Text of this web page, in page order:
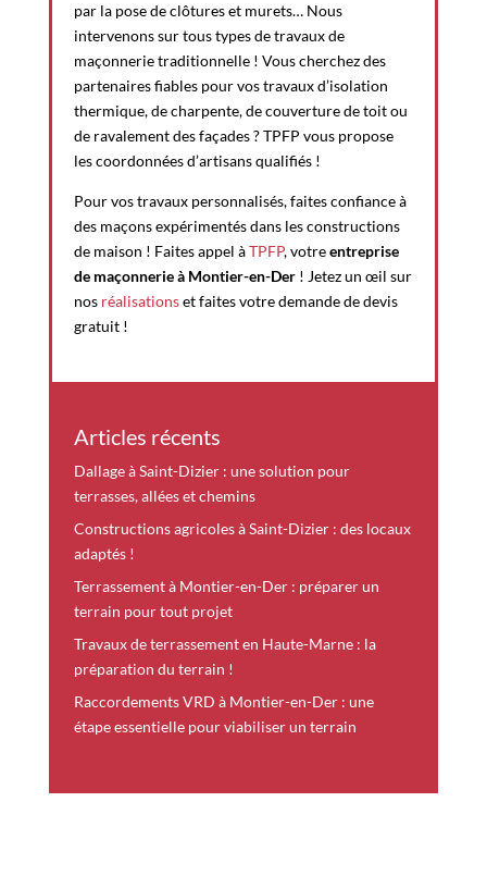
par la pose de clôtures et murets… Nous
intervenons sur tous types de travaux de
maçonnerie traditionnelle ! Vous cherchez des
partenaires fiables pour vos travaux d’isolation
thermique, de charpente, de couverture de toit ou
de ravalement des façades ? TPFP vous propose
les coordonnées d’artisans qualifiés !
Pour vos travaux personnalisés, faites confiance à
des maçons expérimentés dans les constructions
de maison ! Faites appel àTPFP, votreentreprise
de maçonnerie à Montier-en-Der! Jetez un œil sur
nos réalisationset faites votre demande de devis
gratuit !
Articles récents
Dallage à Saint-Dizier : une solution pour
terrasses, allées et chemins
Constructions agricoles à Saint-Dizier : des locaux
adaptés !
Terrassement à Montier-en-Der : préparer un
terrain pour tout projet
Travaux de terrassement en Haute-Marne : la
préparation du terrain !
Raccordements VRD à Montier-en-Der : une
étape essentielle pour viabiliser un terrain